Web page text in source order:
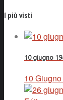
I più visti
10 giugno
10